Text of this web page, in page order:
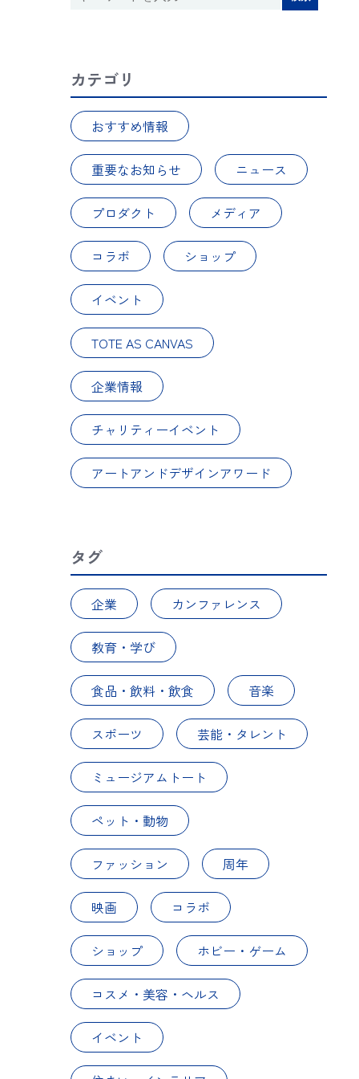
カテゴリ
おすすめ情報
重要なお知らせ ニュース
プロダクト メディア
コラボ ショップ
イベント
TOTE AS CANVAS
企業情報
チャリティーイベント
アートアンドデザインアワード
タグ
企業 カンファレンス
教育・学び
食品・飲料・飲食 音楽
スポーツ 芸能・タレント
ミュージアムトート
ペット・動物
ファッション 周年
映画 コラボ
ショップ ホビー・ゲーム
コスメ・美容・ヘルス
イベント